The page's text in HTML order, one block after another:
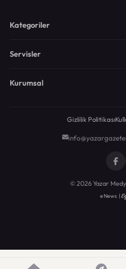
Kategoriler
Servisler
Kurumsal
Gizlilik Politikası
© 2026 Yazar
eNews |